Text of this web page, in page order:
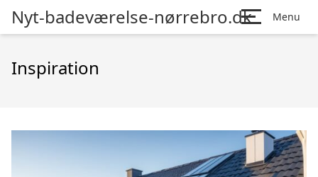
Nyt-badeværelse-nørrebro.dk Menu
Inspiration